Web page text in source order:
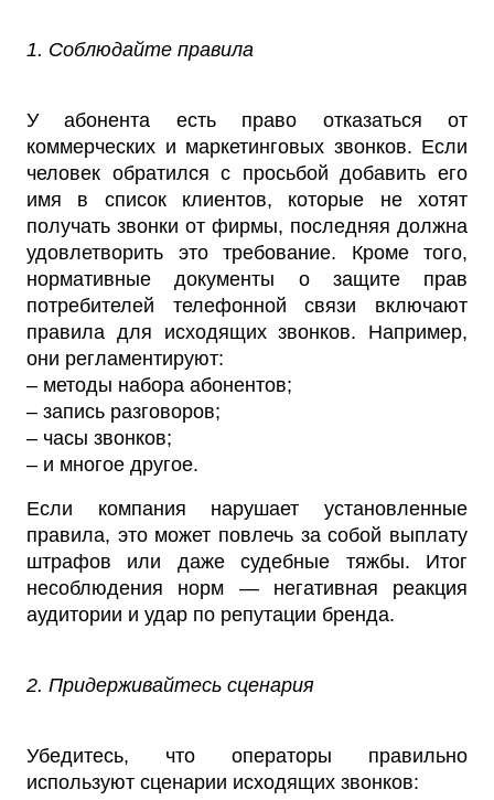
1. Соблюдайте правила
У абонента есть право отказаться от
коммерческих и маркетинговых звонков. Если
человек обратился с просьбой добавить его
имя в список клиентов, которые не хотят
получать звонки от фирмы, последняя должна
удовлетворить это требование. Кроме того,
нормативные документы о защите прав
потребителей телефонной связи включают
правила для исходящих звонков. Например,
они регламентируют:
– методы набора абонентов;
– запись разговоров;
– часы звонков;
– и многое другое.
Если компания нарушает установленные
правила, это может повлечь за собой выплату
штрафов или даже судебные тяжбы. Итог
несоблюдения норм — негативная реакция
аудитории и удар по репутации бренда.
2. Придерживайтесь сценария
Убедитесь, что операторы правильно
используют сценарии исходящих звонков: